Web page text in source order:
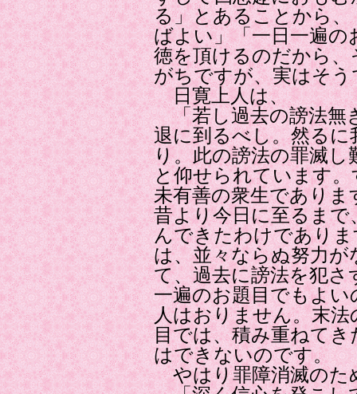
る」とあることから
ばよい」「一日一遍
徳を頂けるのだから
がちですが、実はそ
日寛上人は、
「若し過去の謗法無
退に到るべし。然るに
り。此の謗法の罪滅
と仰せられています
未有善の衆生であり
昔より今日に至るまで
んできたわけであり
は、並々ならぬ努力
て、過去に謗法を犯
一遍のお題目でもよ
人はおりません。末
目では、積み重ねて
はできないのです。
やはり罪障消滅のた